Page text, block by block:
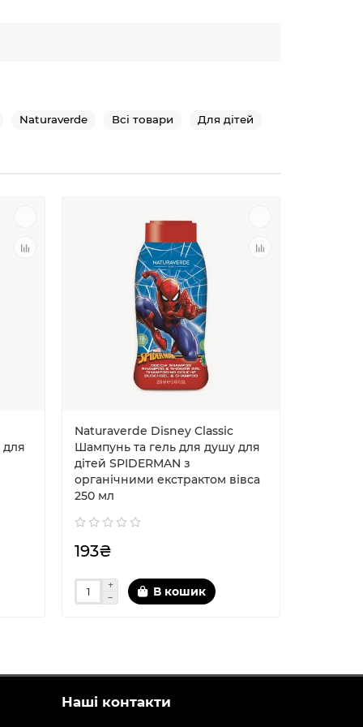
Naturaverde Всі товари Для дітей
для
Naturaverde Disney Classic
Шампунь та гель для душу для
дітей SPIDERMAN з
органічними екстрактом вівса
250 мл
193₴
В кошик
Наші контакти